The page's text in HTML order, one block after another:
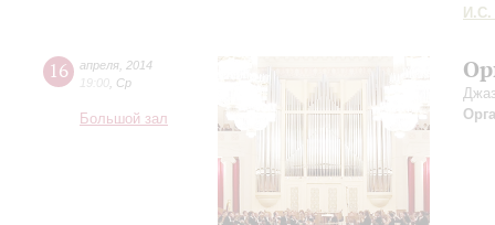
И.С.
16 апреля 2014
19:00 Ср
Большой зал